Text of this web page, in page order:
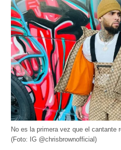
No es la primera vez que el cantante
(Foto: IG @chrisbrownofficial)